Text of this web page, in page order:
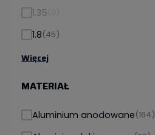
1.35
1.8(45)
Więcej
MATERIAŁ
Aluminium anodowane(164)